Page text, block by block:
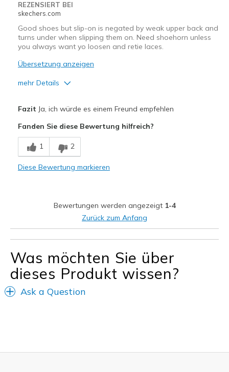
REZENSIERT BEI
skechers.com
Good shoes but slip-on is negated by weak upper back and
turns under when slipping them on. Need shoehorn unless
you always want yo loosen and retie laces.
Übersetzung anzeigen
mehr Details
Breathe Well
Comfortable
Casual Wear
Travel
Sizing
Feels true to size
Fazit Ja, ich würde es einem Freund empfehlen
Fanden Sie diese Bewertung hilfreich?
1 2
Diese Bewertung markieren
Bewertungen werden angezeigt 1-4
Zurück zum Anfang
Was möchten Sie über
dieses Produkt wissen?
Ask a Question